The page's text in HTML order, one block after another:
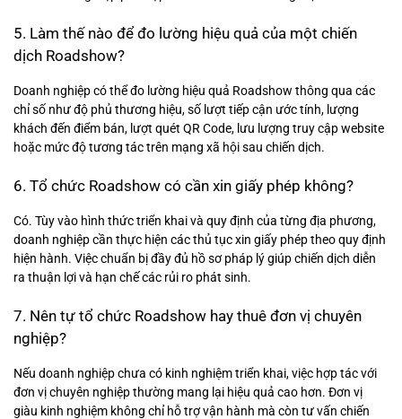
5. Làm thế nào để đo lường hiệu quả của một chiến
dịch Roadshow?
Doanh nghiệp có thể đo lường hiệu quả Roadshow thông qua các
chỉ số như độ phủ thương hiệu, số lượt tiếp cận ước tính, lượng
khách đến điểm bán, lượt quét QR Code, lưu lượng truy cập website
hoặc mức độ tương tác trên mạng xã hội sau chiến dịch.
6. Tổ chức Roadshow có cần xin giấy phép không?
Có. Tùy vào hình thức triển khai và quy định của từng địa phương,
doanh nghiệp cần thực hiện các thủ tục xin giấy phép theo quy định
hiện hành. Việc chuẩn bị đầy đủ hồ sơ pháp lý giúp chiến dịch diễn
ra thuận lợi và hạn chế các rủi ro phát sinh.
7. Nên tự tổ chức Roadshow hay thuê đơn vị chuyên
nghiệp?
Nếu doanh nghiệp chưa có kinh nghiệm triển khai, việc hợp tác với
đơn vị chuyên nghiệp thường mang lại hiệu quả cao hơn. Đơn vị
giàu kinh nghiệm không chỉ hỗ trợ vận hành mà còn tư vấn chiến